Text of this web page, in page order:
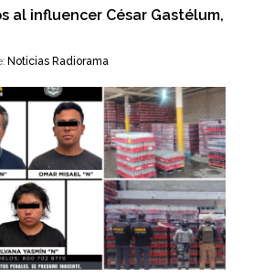
al influencer César Gastélum,
Noticias Radiorama